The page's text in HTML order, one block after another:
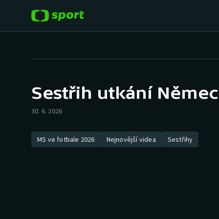
Hokej
Atletika
Baseball a softbal
Sestřih utkání
30. 6. 2026
MS ve fotbale 2026 Nejnovější videa Sestřihy